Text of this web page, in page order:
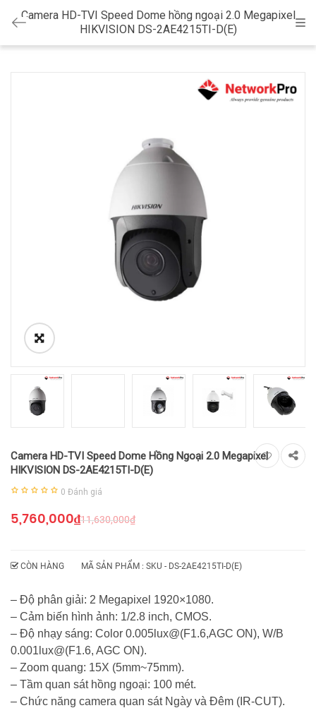
Camera HD-TVI Speed Dome hồng ngoại 2.0 Megapixel
HIKVISION DS-2AE4215TI-D(E)
Camera HD-TVI Speed Dome Hồng Ngoại 2.0 Megapixel
HIKVISION DS-2AE4215TI-D(E)
0 Đánh giá
11,630,000₫
5,760,000₫
CÒN HÀNG MÃ SẢN PHẨM : SKU - DS-2AE4215TI-D(E)
– Độ phân giải: 2 Megapixel 1920×1080.
– Cảm biến hình ảnh: 1/2.8 inch, CMOS.
– Độ nhạy sáng: Color 0.005lux@(F1.6,AGC ON), W/B
0.001lux@(F1.6, AGC ON).
– Zoom quang: 15X (5mm~75mm).
– Tầm quan sát hồng ngoại: 100 mét.
– Chức năng camera quan sát Ngày và Đêm (IR-CUT).